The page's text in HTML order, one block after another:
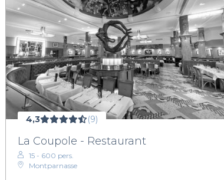
4,3 (9)
La Coupole - Restaurant
15 - 600 pers.
Montparnasse